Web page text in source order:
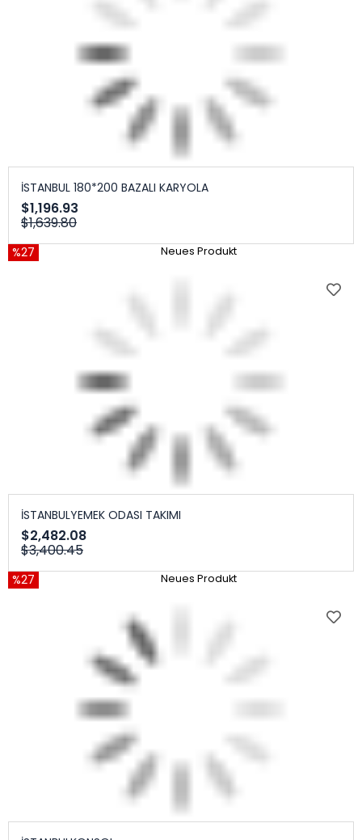
İSTANBUL 180*200 BAZALI KARYOLA
$1,196.93
$1,639.80
%27 Neues Produkt
İSTANBULYEMEK ODASI TAKIMI
$2,482.08
$3,400.45
%27 Neues Produkt